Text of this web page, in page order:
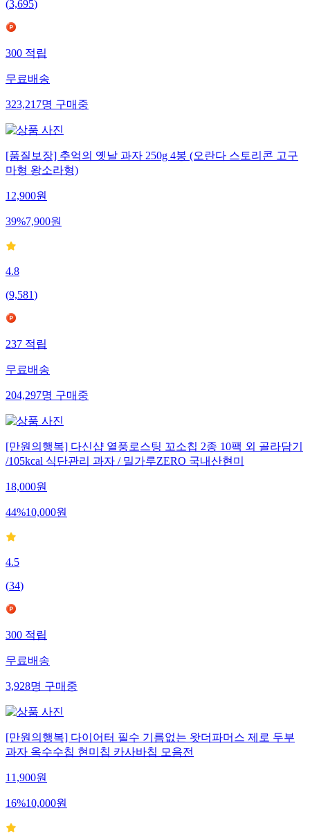
(3,695)
300 적립
무료배송
323,217명 구매중
[품질보장] 추억의 옛날 과자 250g 4봉 (오란다 스토리콘 고구
마형 왕소라형)
12,900원
39%7,900원
4.8
(9,581)
237 적립
무료배송
204,297명 구매중
[만원의행복] 다신샵 열풍로스팅 꼬소칩 2종 10팩 외 골라담기
/105kcal 식단관리 과자 / 밀가루ZERO 국내산현미
18,000원
44%10,000원
4.5
(34)
300 적립
무료배송
3,928명 구매중
[만원의행복] 다이어터 필수 기름없는 왓더파머스 제로 두부
과자 옥수수칩 현미칩 카사바칩 모음전
11,900원
16%10,000원